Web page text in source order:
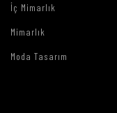
İç Mimarlık
Mimarlık
Moda Tasarım